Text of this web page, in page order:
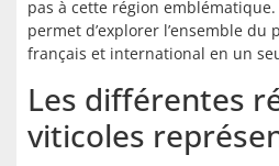
pas à cette région
permet d’explorer l’ensemble
français et international en un
Les différentes
viticoles